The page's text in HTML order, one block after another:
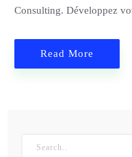
Consulting. Développez
Read More